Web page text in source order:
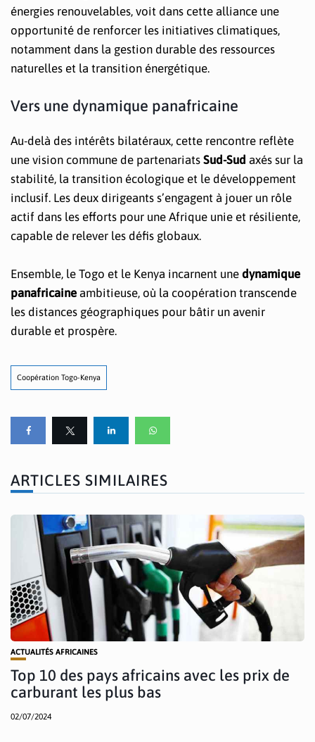
énergies renouvelables, voit dans cette alliance une
opportunité de renforcer les initiatives climatiques,
notamment dans la gestion durable des ressources
naturelles et la transition énergétique.
Vers une dynamique panafricaine
Au-delà des intérêts bilatéraux, cette rencontre reflète
une vision commune de partenariats Sud-Sud axés sur la
stabilité, la transition écologique et le développement
inclusif. Les deux dirigeants s’engagent à jouer un rôle
actif dans les efforts pour une Afrique unie et résiliente,
capable de relever les défis globaux.
Ensemble, le Togo et le Kenya incarnent une dynamique
panafricaine ambitieuse, où la coopération transcende
les distances géographiques pour bâtir un avenir
durable et prospère.
Coopération Togo-Kenya
ARTICLES SIMILAIRES
ACTUALITÉS AFRICAINES
Top 10 des pays africains avec les prix de
carburant les plus bas
02/07/2024